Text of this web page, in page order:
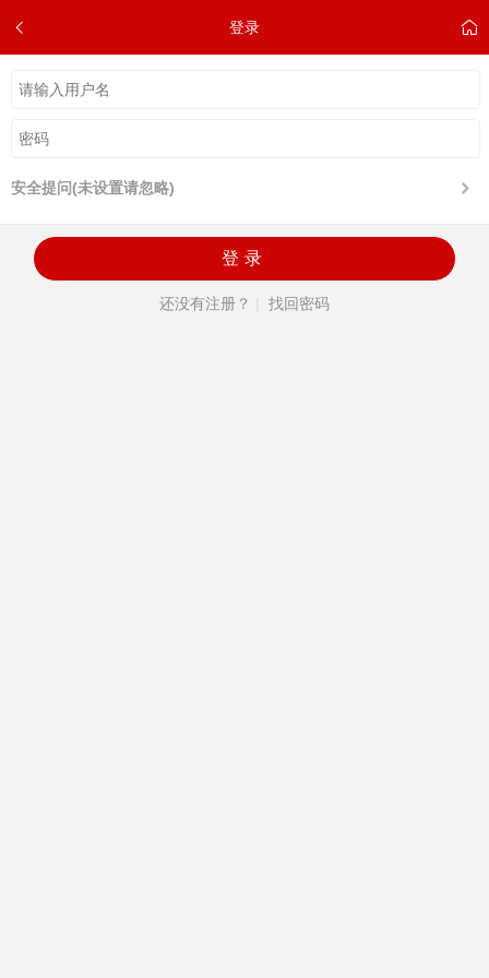
登录
安全提问(未设置请忽略)
登录
还没有注册？ 找回密码